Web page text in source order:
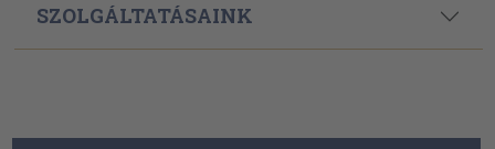
SZOLGÁLTATÁSAINK